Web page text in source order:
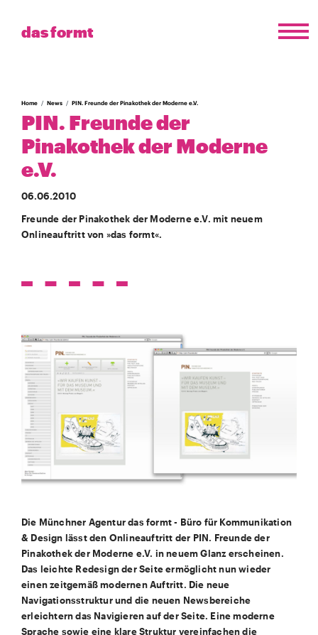
das formt
Home News PIN. Freunde der Pinakothek der Moderne e.V.
PIN. Freunde der
Pinakothek der Moderne
e.V.
06.06.2010
Freunde der Pinakothek der Moderne e.V. mit neuem
Onlineauftritt von »das formt«.
Die Münchner Agentur das formt - Büro für Kommunikation
& Design lässt den Onlineauftritt der PIN. Freunde der
Pinakothek der Moderne e.V. in neuem Glanz erscheinen.
Das leichte Redesign der Seite ermöglicht nun wieder
einen zeitgemäß modernen Auftritt. Die neue
Navigationsstruktur und die neuen Newsbereiche
erleichtern das Navigieren auf der Seite. Eine moderne
Sprache sowie eine klare Struktur vereinfachen die